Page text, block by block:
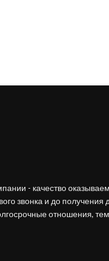
- качество
звонка и до
отношения,